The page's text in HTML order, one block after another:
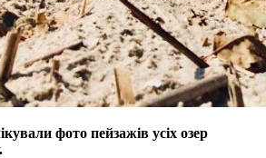
фото пейзажів усіх озер